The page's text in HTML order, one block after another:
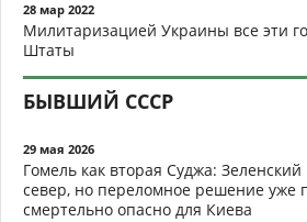
28 мар 2022
Милитаризацией Украины все эти
Штаты
БЫВШИЙ СССР
29 мая 2026
Гомель как вторая Суджа:
север, но переломное решение уже
смертельно опасно для Киева